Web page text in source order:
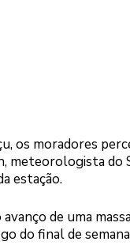
os moradores
meteorologista do
estação.
de uma
do final de